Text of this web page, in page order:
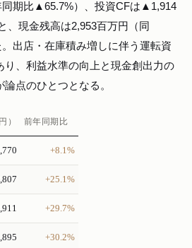
同期比▲65.7%）、投資CFは▲1,914
、現金残高は2,953百万円（同
出店・在庫積み増しに伴う運転資
り、利益水準の向上と現金創出力の
点のひとつとなる。
） 前年同期比
+8.1%
+25.1%
+29.7%
+30.2%